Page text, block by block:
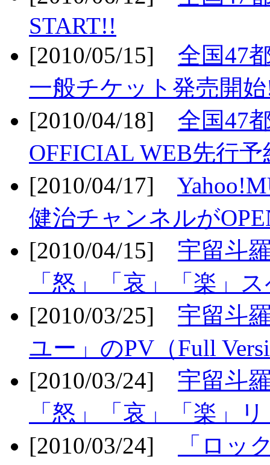
START!!
[2010/05/15] 全国47
一般チケット発売開
[2010/04/18] 全国47
OFFICIAL WEB先行
[2010/04/17]
健治チャンネルが
[2010/04/15] 宇留斗
「怒」「哀」「楽」
[2010/03/25] 宇留斗
ユー」のPV（Full
[2010/03/24] 宇留斗
「怒」「哀」「楽」
[2010/03/24]
「ロッ